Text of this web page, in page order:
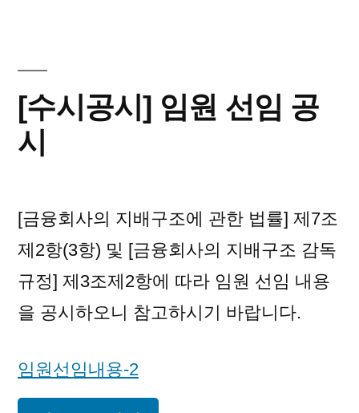
[수시공시] 임원 선임 공
시
[금융회사의 지배구조에 관한 법률] 제7조
제2항(3항) 및 [금융회사의 지배구조 감독
규정] 제3조제2항에 따라 임원 선임 내용
을 공시하오니 참고하시기 바랍니다.
임원선임내용-2